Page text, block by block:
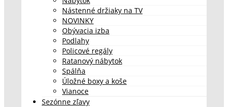
Nástenné držiaky na TV
NOVINKY
Obývacia izba
Podlahy
Policové regály
Ratanový nábytok
Spálňa
Úložné boxy a koše
Vianoce
Sezónne zľavy